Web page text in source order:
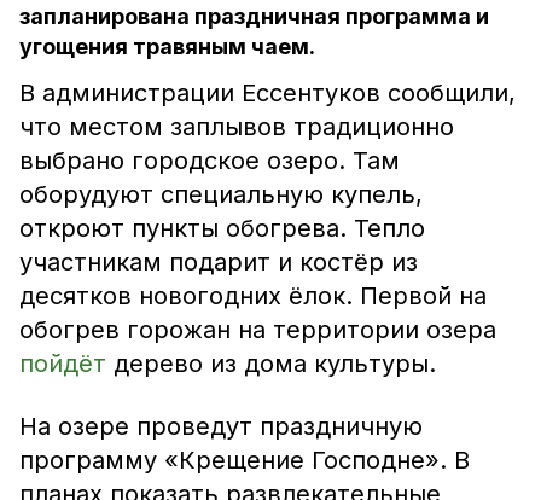
запланирована праздничная программа и
угощения травяным чаем.
В администрации Ессентуков сообщили,
что местом заплывов традиционно
выбрано городское озеро. Там
оборудуют специальную купель,
откроют пункты обогрева. Тепло
участникам подарит и костёр из
десятков новогодних ёлок. Первой на
обогрев горожан на территории озера
пойдёт дерево из дома культуры.
На озере проведут праздничную
программу «Крещение Господне». В
планах показать развлекательные